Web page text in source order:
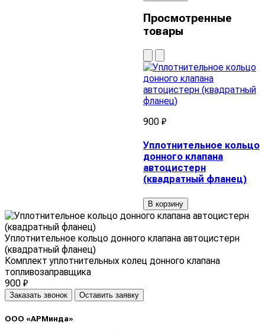
Просмотренные
товары
900 ₽
Уплотнительное кольцо
донного клапана
автоцистерн
(квадратный фланец)
В корзину
Уплотнительное кольцо донного клапана автоцистерн
(квадратный фланец)
Комплект уплотнительных колец донного клапана
топливозаправщика
900 ₽
Заказать звонок Оставить заявку
ООО «АРМинда»